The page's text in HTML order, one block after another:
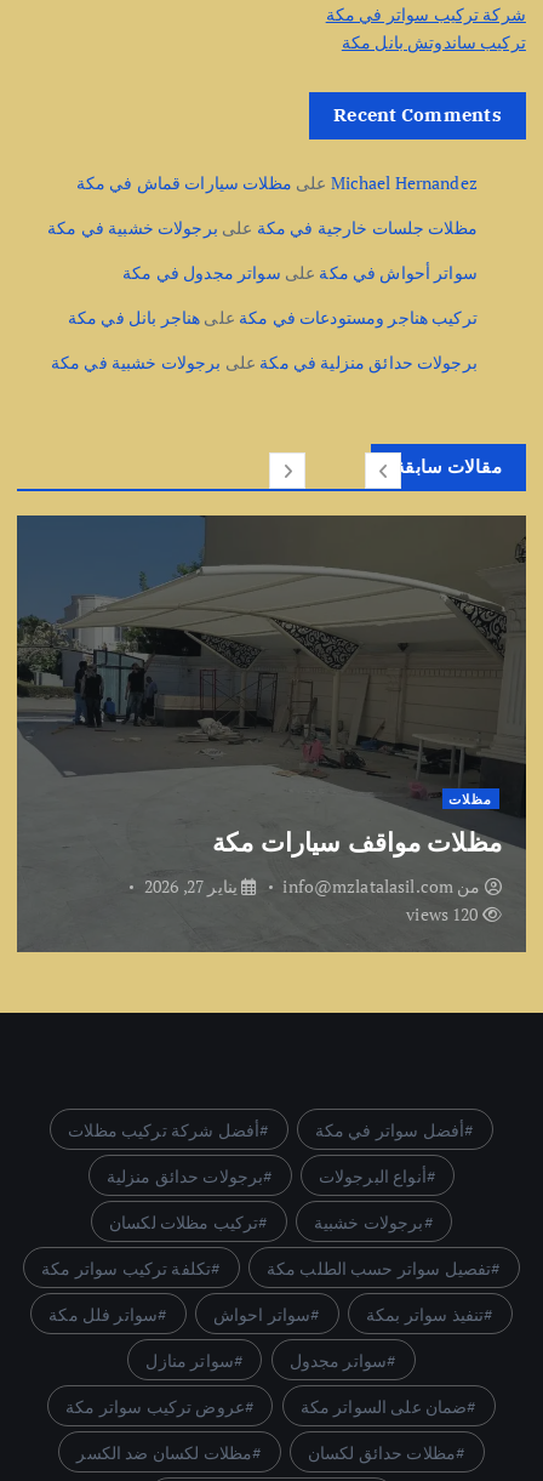
شركة تركيب سواتر في مكة
تركيب ساندوتش بانل مكة
Recent Comments
Michael Hernandez على مظلات سيارات قماش في مكة
مظلات جلسات خارجية في مكة على برجولات خشبية في مكة
سواتر أحواش في مكة على سواتر مجدول في مكة
تركيب هناجر ومستودعات في مكة على هناجر بانل في مكة
برجولات حدائق منزلية في مكة على برجولات خشبية في مكة
مقالات سابقة
مظلات
مظلات مواقف سيارات مكة
من info@mzlatalasil.com
يناير 27, 2026
أفضل سواتر في مكة
أفضل شركة تركيب مظلات
أنواع البرجولات
برجولات حدائق منزلية
برجولات خشبية
تركيب مظلات لكسان
تفصيل سواتر حسب الطلب مكة
تكلفة تركيب سواتر مكة
تنفيذ سواتر بمكة
سواتر احواش
سواتر فلل مكة
سواتر مجدول
سواتر منازل
ضمان على السواتر مكة
عروض تركيب سواتر مكة
مظلات حدائق لكسان
مظلات لكسان ضد الكسر